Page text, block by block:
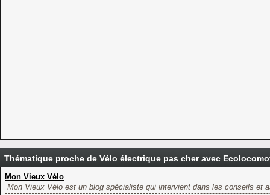
Thématique proche de Vélo électrique pas cher avec
Mon Vieux Vélo
Mon Vieux Vélo est un blog spécialiste qui intervient dans les conseils et